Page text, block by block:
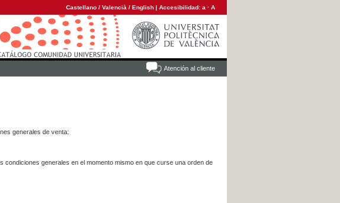
Castellano / Valencià / English | Accesibilidad: a · A
Atención al cliente
generales de venta:
generales en el momento mismo en que curse una orden de